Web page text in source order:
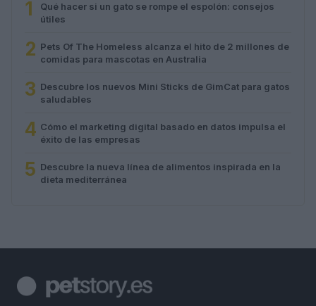
1
Qué hacer si un gato se rompe el espolón: consejos
útiles
2 Pets Of The Homeless alcanza el hito de 2 millones de
comidas para mascotas en Australia
3 Descubre los nuevos Mini Sticks de GimCat para gatos
saludables
4 Cómo el marketing digital basado en datos impulsa el
éxito de las empresas
5 Descubre la nueva línea de alimentos inspirada en la
dieta mediterránea